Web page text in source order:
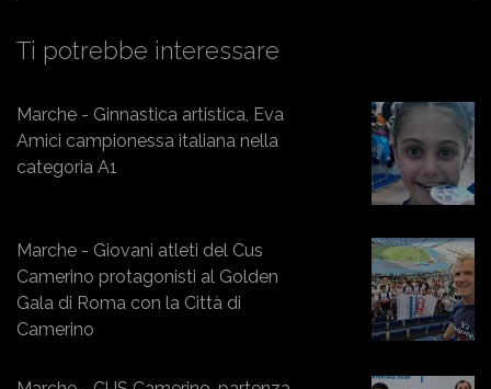
Ti potrebbe interessare
Marche - Ginnastica artistica, Eva
Amici campionessa italiana nella
categoria A1
Marche - Giovani atleti del Cus
Camerino protagonisti al Golden
Gala di Roma con la Città di
Camerino